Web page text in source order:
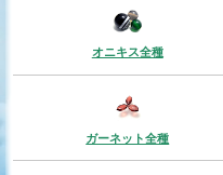
オニキス全種
ガーネット全種